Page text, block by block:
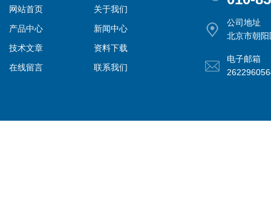
网站首页
关于我们
产品中心
新闻中心
技术文章
资料下载
在线留言
联系我们
公司地址
北京市朝
电子邮箱